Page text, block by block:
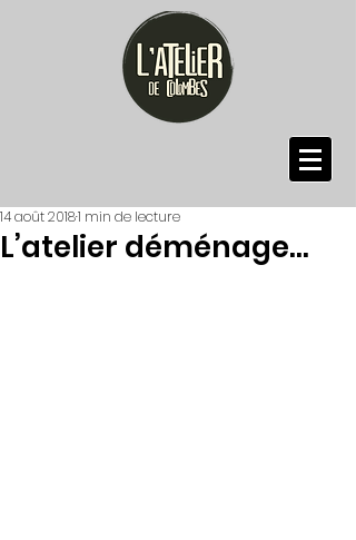
L’atelier déménage…
14 août 20181 min de lecture